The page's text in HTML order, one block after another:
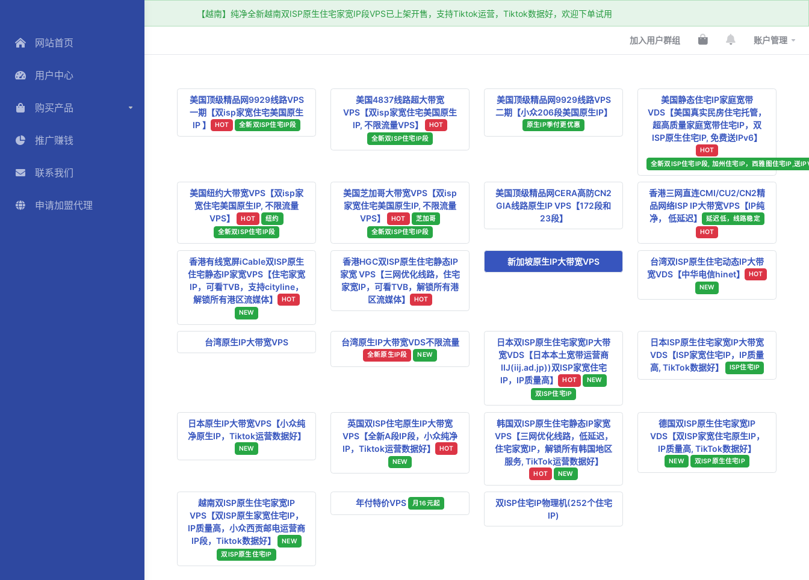
【越南】纯净全新越南双ISP原生住宅家宽IP段VPS已上架开售，支持Tiktok运营，Tiktok数据好，欢迎下单试用
网站首页
用户中心
购买产品
推广赚钱
联系我们
申请加盟代理
加入用户群组 账户管理
美国顶级精品网9929线路VPS
一期【双isp家宽住宅美国原生
IP 】
HOT 全新双ISP住宅IP段
美国4837线路超大带宽
VPS【双isp家宽住宅美国原生
IP, 不限流量VPS】
HOT
全新双ISP住宅IP段
美国顶级精品网9929线路VPS
二期【小众206段美国原生IP】
原生IP季付更优惠
美国静态住宅IP家庭宽带
VDS【美国真实民房住宅托管，
超高质量家庭宽带住宅IP，双
ISP原生住宅IP, 免费送IPv6】
HOT
全新双ISP住宅IP段, 加州住宅IP，西雅图住宅IP,送
美国纽约大带宽VPS【双isp家
宽住宅美国原生IP, 不限流量
VPS】 HOT
纽约
全新双ISP住宅IP段
美国芝加哥大带宽VPS【双isp
家宽住宅美国原生IP, 不限流量
VPS】
HOT
芝加哥
全新双ISP住宅IP段
美国顶级精品网CERA高防CN2
GIA线路原生IP VPS【172段和
23段】
香港三网直连CMI/CU2/CN2精
品网络ISP IP大带宽VPS【IP纯
净， 低延迟】 延迟低，线路稳定
HOT
香港有线宽屏iCable双ISP原生
住宅静态IP家宽VPS【住宅家宽
IP，可看TVB，支持cityline，
解锁所有港区流媒体】
HOT
NEW
香港HGC双ISP原生住宅静态IP
家宽 VPS【三网优化线路，住宅
家宽IP，可看TVB，解锁所有港
区流媒体】
HOT
新加坡原生IP大带宽VPS
台湾双ISP原生住宅动态IP大带
宽VDS【中华电信hinet】
HOT
NEW
台湾原生IP大带宽VPS 台湾原生IP大带宽VDS不限流量
全新原生IP段 NEW
日本双ISP原生住宅家宽IP大带
宽VDS【日本本土宽带运营商
IIJ(iij.ad.jp))双ISP家宽住宅
IP，IP质量高】 HOT
NEW
双ISP住宅IP
日本ISP原生住宅家宽IP大带宽
VDS【ISP家宽住宅IP，IP质量
高, TikTok数据好】
ISP住宅IP
日本原生IP大带宽VPS【小众纯
净原生IP，Tiktok运营数据好】
NEW
英国双ISP住宅原生IP大带宽
VPS【全新A段IP段，小众纯净
IP，Tiktok运营数据好】
HOT
NEW
韩国双ISP原生住宅静态IP家宽
VPS【三网优化线路，低延迟，
住宅家宽IP，解锁所有韩国地区
服务, TikTok运营数据好】
HOT NEW
德国双ISP原生住宅家宽IP
VDS【双ISP家宽住宅原生IP，
IP质量高, TikTok数据好】
NEW 双ISP原生住宅IP
越南双ISP原生住宅家宽IP
VPS【双ISP原生家宽住宅IP，
IP质量高，小众西贡邮电运营商
IP段，Tiktok数据好】
NEW
双ISP原生住宅IP
年付特价VPS 月16元起
双ISP住宅IP物理机(252个住宅
IP)